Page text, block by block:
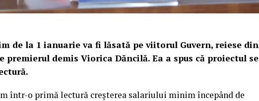
de la 1 ianuarie va fi lăsată pe viitorul Guvern, reiese din
demis Viorica Dăncilă. Ea a spus că proiectul se
într-o primă lectură creșterea salariului minim începând de